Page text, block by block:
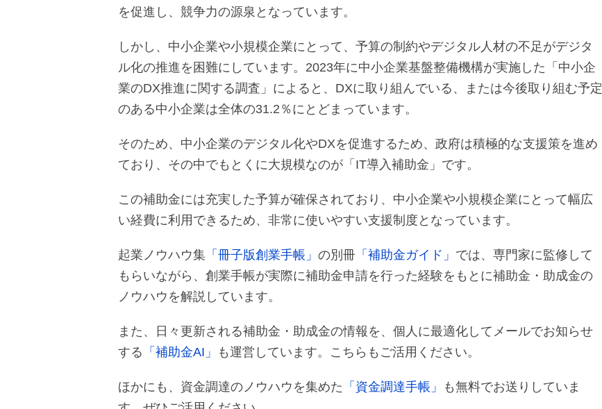
を促進し、競争力の源泉となっています。
しかし、中小企業や小規模企業にとって、予算の制約やデジタル人材の不足がデジタ
ル化の推進を困難にしています。2023年に中小企業基盤整備機構が実施した「中小企
業のDX推進に関する調査」によると、DXに取り組んでいる、または今後取り組む予定
のある中小企業は全体の31.2％にとどまっています。
そのため、中小企業のデジタル化やDXを促進するため、政府は積極的な支援策を進め
ており、その中でもとくに大規模なのが「IT導入補助金」です。
この補助金には充実した予算が確保されており、中小企業や小規模企業にとって幅広
い経費に利用できるため、非常に使いやすい支援制度となっています。
起業ノウハウ集 「冊子版創業手帳」 の別冊 「補助金ガイド」 では、専門家に監修して
もらいながら、創業手帳が実際に補助金申請を行った経験をもとに補助金・助成金の
ノウハウを解説しています。
また、日々更新される補助金・助成金の情報を、個人に最適化してメールでお知らせ
する 「補助金AI」 も運営しています。こちらもご活用ください。
ほかにも、資金調達のノウハウを集めた 「資金調達手帳」
も無料でお送りしていま